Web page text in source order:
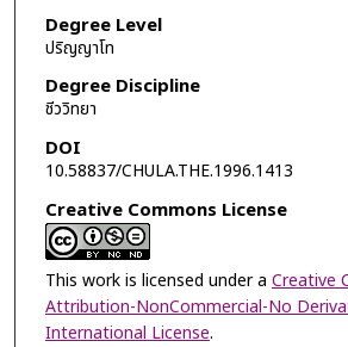
Degree Level
ปริญญาโท
Degree Discipline
ชีววิทยา
DOI
10.58837/CHULA.THE.1996.1413
Creative Commons License
This work is licensed under a Creative
Attribution-NonCommercial-No
International License.